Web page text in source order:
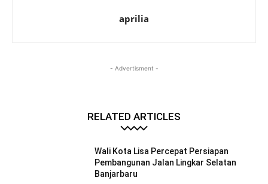
aprilia
- Advertisment -
RELATED ARTICLES
Wali Kota Lisa Percepat Persiapan
Pembangunan Jalan Lingkar Selatan
Banjarbaru